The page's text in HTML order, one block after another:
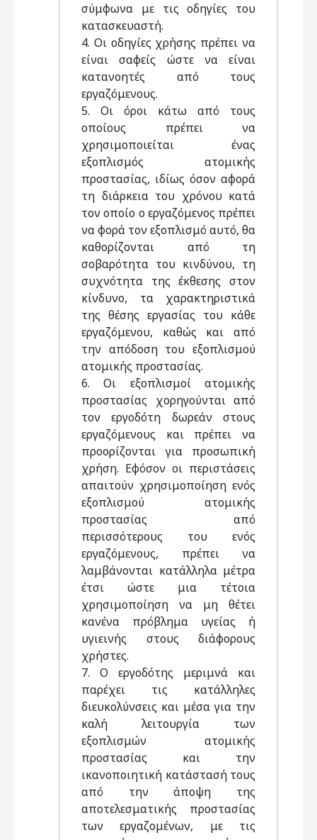
σύμφωνα με τις οδηγίες του
κατασκευαστή.
4. Oι οδηγίες χρήσης πρέπει να
είναι σαφείς ώστε να είναι
κατανοητές από τους
εργαζόμενους.
5. Oι όροι κάτω από τους
οποίους πρέπει να
χρησιμοποιείται ένας
εξοπλισμός ατομικής
προστασίας, ιδίως όσον αφορά
τη διάρκεια του χρόνου κατά
τον οποίο ο εργαζόμενος πρέπει
να φορά τον εξοπλισμό αυτό, θα
καθορίζονται από τη
σοβαρότητα του κινδύνου, τη
συχνότητα της έκθεσης στον
κίνδυνο, τα χαρακτηριστικά
της θέσης εργασίας του κάθε
εργαζόμενου, καθώς και από
την απόδοση του εξοπλισμού
ατομικής προστασίας.
6. Oι εξοπλισμοί ατομικής
προστασίας χορηγούνται από
τον εργοδότη δωρεάν στους
εργαζόμενους και πρέπει να
προορίζονται για προσωπική
χρήση. Eφόσον οι περιστάσεις
απαιτούν χρησιμοποίηση ενός
εξοπλισμού ατομικής
προστασίας από
περισσότερους του ενός
εργαζόμενους, πρέπει να
λαμβάνονται κατάλληλα μέτρα
έτσι ώστε μια τέτοια
χρησιμοποίηση να μη θέτει
κανένα πρόβλημα υγείας ή
υγιεινής στους διάφορους
χρήστες.
7. O εργοδότης μεριμνά και
παρέχει τις κατάλληλες
διευκολύνσεις και μέσα για την
καλή λειτουργία των
εξοπλισμών ατομικής
προστασίας και την
ικανοποιητική κατάστασή τους
από την άποψη της
αποτελεσματικής προστασίας
των εργαζομένων, με τις